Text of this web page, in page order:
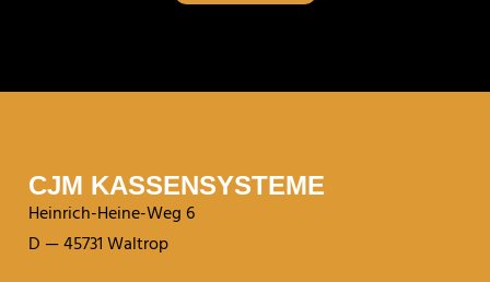
CJM KASSEN­SYSTEME
Heinrich-Heine-Weg 6
D — 45731 Waltrop